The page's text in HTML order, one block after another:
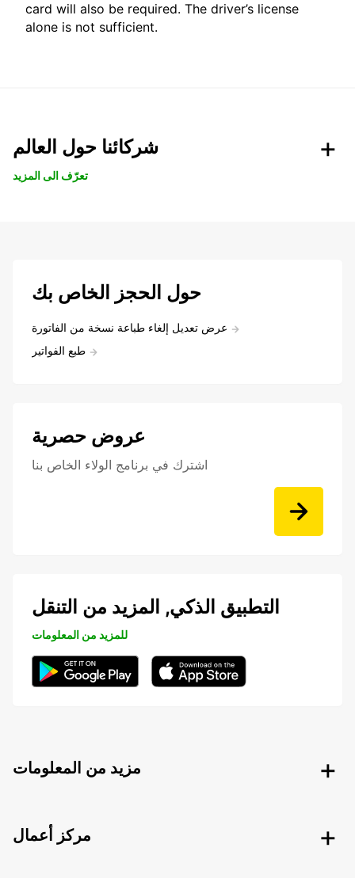
card will also be required. The driver’s license
alone is not sufficient.
شركائنا حول العالم
تعرّف الى المزيد
حول الحجز الخاص بك
عرض تعديل إلغاء طباعة نسخة من الفاتورة
طبع الفواتير
عروض حصرية
اشترك في برنامج الولاء الخاص بنا
التطبيق الذكي, المزيد من التنقل
للمزيد من المعلومات
مزيد من المعلومات
مركز أعمال